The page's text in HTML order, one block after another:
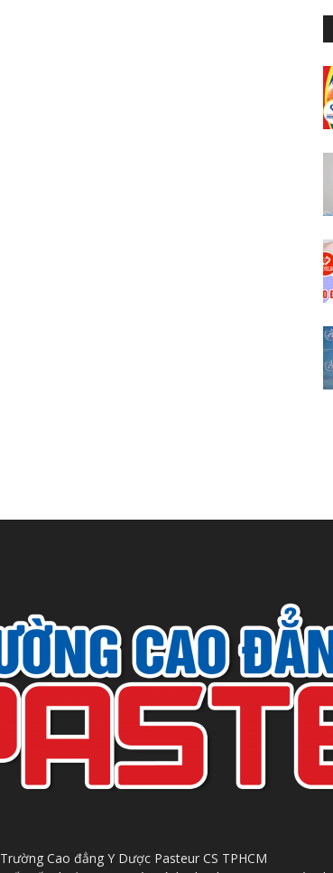
Trường Cao đẳng Y Dược Pasteur CS TPHCM